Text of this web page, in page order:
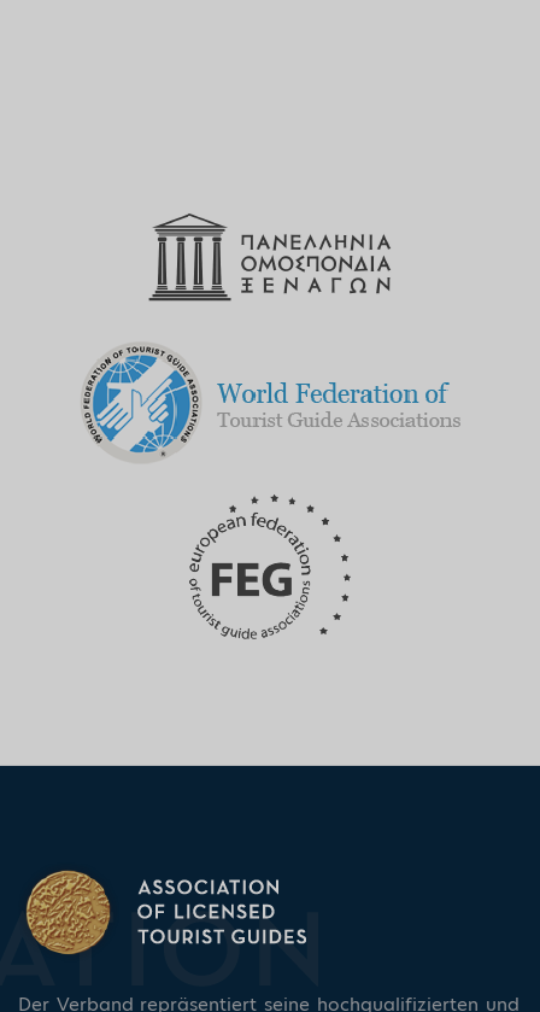
Der Verband repräsentiert seine hochqualifizierten und